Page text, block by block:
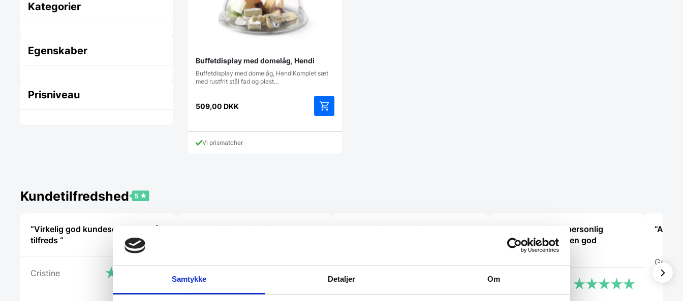
Samtykke Detaljer Om
Kategorier
Egenskaber
Prisniveau
Buffetdisplay med domelåg, Hendi
Buffetdisplay med domelåg, HendiKomplet sæt
med rustfrit stål fad og plast…
509,00 DKK
vare
Vi prismatcher
Kundetilfredshed
“Virkelig god kundeservice! Er så
tilfreds “
Cristine
Super dejlig service af Rasmus.
Anonym
“Mega ærlig og dygtig … har talt
Lida
“Meget venlig og personlig
betjening. Det var en god
oplevelse.”
Lone
“Altid
Georg